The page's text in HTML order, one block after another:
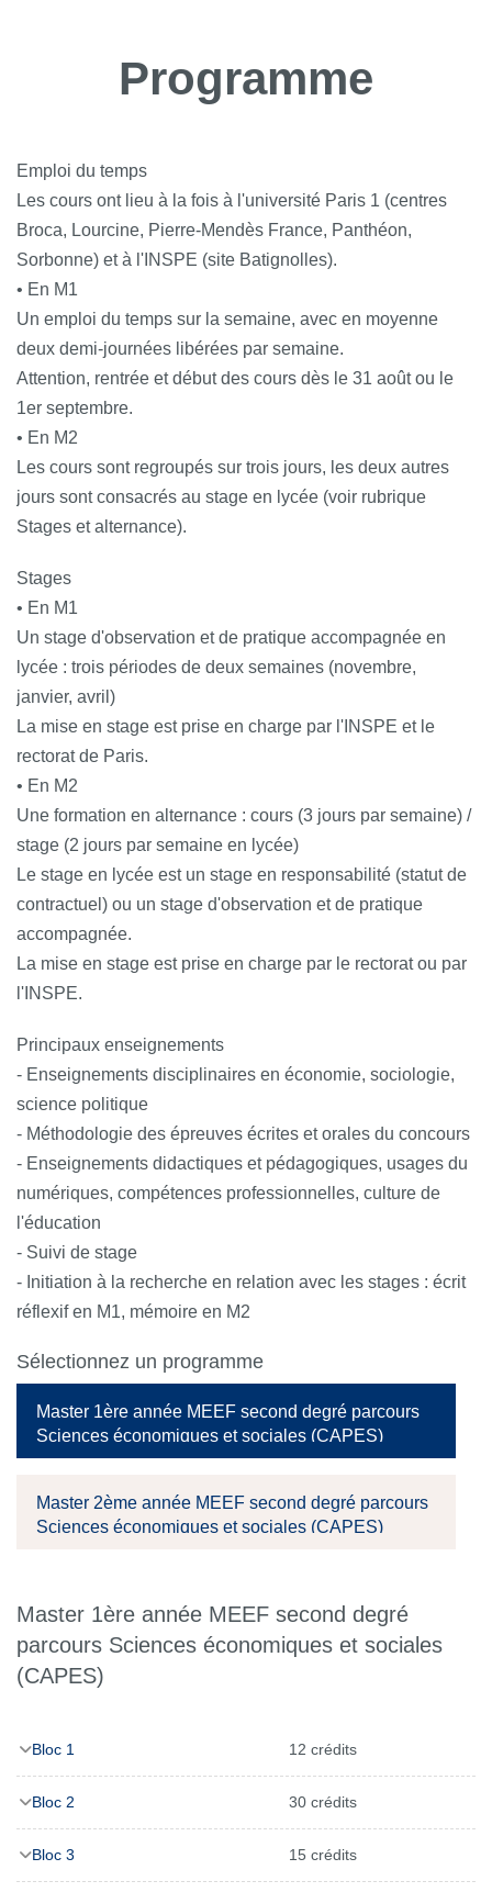
Programme
Emploi du temps
Les cours ont lieu à la fois à l'université Paris 1 (centres
Broca, Lourcine, Pierre-Mendès France, Panthéon,
Sorbonne) et à l'INSPE (site Batignolles).
• En M1
Un emploi du temps sur la semaine, avec en moyenne
deux demi-journées libérées par semaine.
Attention, rentrée et début des cours dès le 31 août ou le
1er septembre.
• En M2
Les cours sont regroupés sur trois jours, les deux autres
jours sont consacrés au stage en lycée (voir rubrique
Stages et alternance).
Stages
• En M1
Un stage d'observation et de pratique accompagnée en
lycée : trois périodes de deux semaines (novembre,
janvier, avril)
La mise en stage est prise en charge par l'INSPE et le
rectorat de Paris.
• En M2
Une formation en alternance : cours (3 jours par semaine) /
stage (2 jours par semaine en lycée)
Le stage en lycée est un stage en responsabilité (statut de
contractuel) ou un stage d'observation et de pratique
accompagnée.
La mise en stage est prise en charge par le rectorat ou par
l'INSPE.
Principaux enseignements
- Enseignements disciplinaires en économie, sociologie,
science politique
- Méthodologie des épreuves écrites et orales du concours
- Enseignements didactiques et pédagogiques, usages du
numériques, compétences professionnelles, culture de
l'éducation
- Suivi de stage
- Initiation à la recherche en relation avec les stages : écrit
réflexif en M1, mémoire en M2
Sélectionnez un programme
Master 1ère année MEEF second degré parcours
Sciences économiques et sociales (CAPES)
Master 2ème année MEEF second degré parcours
Sciences économiques et sociales (CAPES)
Master 1ère année MEEF second degré
parcours Sciences économiques et sociales
(CAPES)
Bloc 1 12 crédits
Bloc 2 30 crédits
Bloc 3 15 crédits